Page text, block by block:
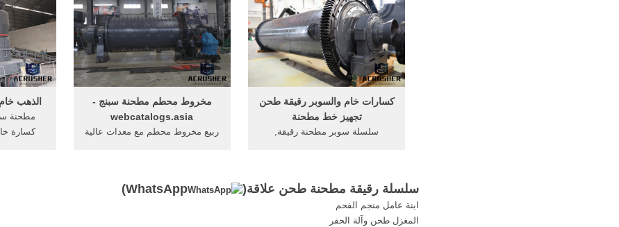
الذهب
كسارة
مخروط محطم مطحنة سبنج -
webcatalogs.asia
ربيع مخروط محطم مع معدات عالية
كسارات خام والسوبر رقيقة طحن
تجهيز خط مطحنة
سلسلة سوبر مطحنة رقيقة,
سلسلة رقيقة مطحنة طحن علاقة( WhatsApp
)
ابنة عامل منجم الفحم
المغزل طحن وآلة الحفر